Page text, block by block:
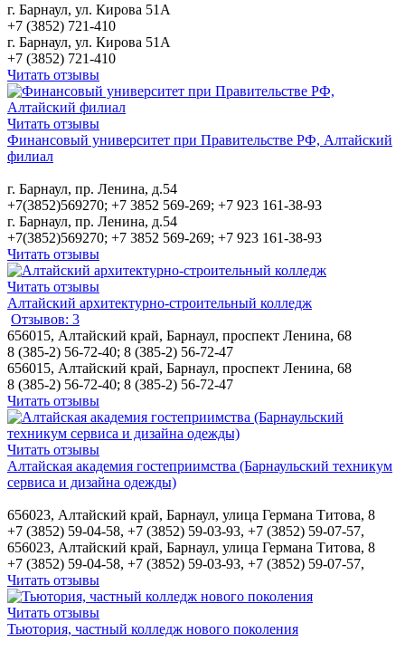
г. Барнаул, ул. Кирова 51А
+7 (3852) 721-410
г. Барнаул, ул. Кирова 51А
+7 (3852) 721-410
Читать отзывы
Читать отзывы
Финансовый университет при Правительстве РФ, Алтайский
филиал
г. Барнаул, пр. Ленина, д.54
+7(3852)569270; +7 3852 569-269; +7 923 161-38-93
г. Барнаул, пр. Ленина, д.54
+7(3852)569270; +7 3852 569-269; +7 923 161-38-93
Читать отзывы
Читать отзывы
Алтайский архитектурно-строительный колледж
Отзывов: 3
656015, Алтайский край, Барнаул, проспект Ленина, 68
8 (385-2) 56-72-40; 8 (385-2) 56-72-47
656015, Алтайский край, Барнаул, проспект Ленина, 68
8 (385-2) 56-72-40; 8 (385-2) 56-72-47
Читать отзывы
Читать отзывы
Алтайская академия гостеприимства (Барнаульский техникум
сервиса и дизайна одежды)
656023, Алтайский край, Барнаул, улица Германа Титова, 8
+7 (3852) 59-04-58, +7 (3852) 59-03-93, +7 (3852) 59-07-57,
656023, Алтайский край, Барнаул, улица Германа Титова, 8
+7 (3852) 59-04-58, +7 (3852) 59-03-93, +7 (3852) 59-07-57,
Читать отзывы
Читать отзывы
Тьютория, частный колледж нового поколения